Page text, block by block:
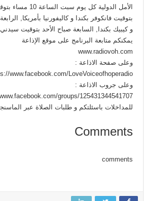
الأمل الدولية كل
بتوقيت فانكوفر بكندا و كاليفورنيا بأمريكا,
و كيبيك بكندا, السابعة صباح الأحد بتوقيت سيدني
يمكنكم متابعة البرنامج على موقع الإذاعة
www.radiovoh.com
وعلى صفحة الاذاعة :
www.facebook.com/LoveVoiceofhoperadio/
وعلى جروب الاذاعة :
groups/125431344541707/
للمداخلات باسئلتكم و طلبات الصلاة عبر
Comments
comments